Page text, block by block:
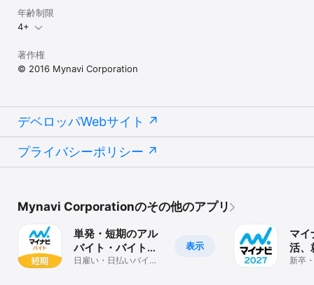
マイナビバイトアプリをひとつ入れておけば安心です！
マイナビバイトの求人アプリをご利用いただき、不具合やお困りご
とがございましたら、お気軽に下記フォームからお問い合わせくだ
＼引き続きマイナビバイトの求人アプリをよろしくお願いいたしま
す！／
年齢制限
4+
著作権
© 2016 Mynavi Corporation
デベロッパWebサイト
プライバシーポリシー
Mynavi Corporationのその他のアプリ
表示
単発・短期のアル
バイト・バイト、
スキマバイトはマ
日雇い・日払いバイ
マ
活
卒
新卒